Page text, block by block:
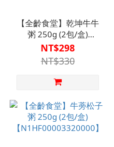
【全齡食堂】乾坤牛牛
粥 250g (2包/盒)
【N1HF00003300000】
NT$298
NT$330